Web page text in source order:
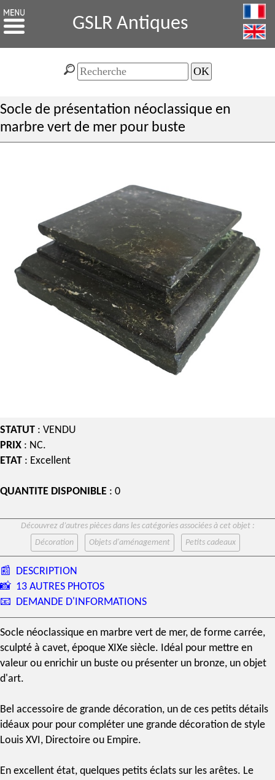
GSLR Antiques
Socle de présentation néoclassique en
marbre vert de mer pour buste
STATUT : VENDU
PRIX : NC.
ETAT : Excellent
QUANTITE DISPONIBLE : 0
Découvrez d’autres pièces dans les catégories associées à cet objet :
Décoration
Objets d'aménagement Petits cadeaux
📰 DESCRIPTION
📸 13 AUTRES PHOTOS
📧 DEMANDE D'INFORMATIONS
Socle néoclassique en marbre vert de mer, de forme carrée,
sculpté à cavet, époque XIXe siècle. Idéal pour mettre en
valeur ou enrichir un buste ou présenter un bronze, un objet
d'art.
Bel accessoire de grande décoration, un de ces petits détails
idéaux pour pour compléter une grande décoration de style
Louis XVI, Directoire ou Empire.
En excellent état, quelques petits éclats sur les arêtes. Le